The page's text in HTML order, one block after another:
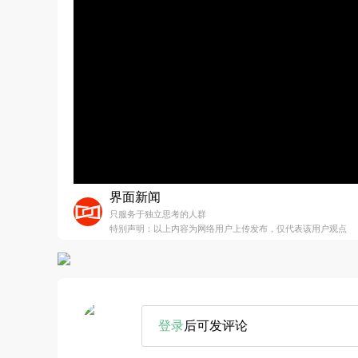
界面新闻
只服务于独立思考的人群
特别声明：以上内容为网络用户上传发布，仅代表该用户观点
登录后可发评论